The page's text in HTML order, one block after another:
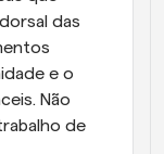
das
e o
Não
de